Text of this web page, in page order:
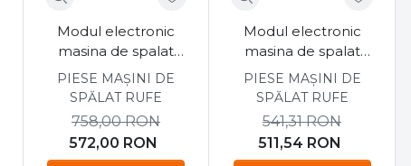
Modul electronic
masina de spalat
Candy CSS14102D3-S
PIESE MAȘINI DE
SPĂLAT RUFE
572,00 RON
758,00RON
Modul electronic
masina de spalat
Candy CSS14102D3-S
PIESE MAȘINI DE
SPĂLAT RUFE
511,54 RON
541,31RON